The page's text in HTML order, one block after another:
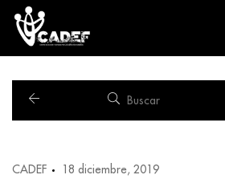
CADEF 18 diciembre, 2019